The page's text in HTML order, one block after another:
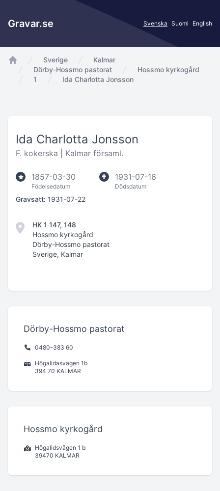
Gravar.se Svenska Suomi English
app.Start
Sverige
Kalmar
Dörby-Hossmo pastorat
Hossmo kyrkogård
1
Ida Charlotta Jonsson
Ida Charlotta Jonsson
F. kokerska | Kalmar församl.
1857-03-30
Födelsedatum
1931-07-16
Dödsdatum
Gravsatt: 1931-07-22
HK 1 147, 148
Hossmo kyrkogård
Dörby-Hossmo pastorat
Sverige, Kalmar
Dörby-Hossmo pastorat
0480-383 60
Högalidasvägen 1b
394 70 KALMAR
Hossmo kyrkogård
Högalidsvägen 1 b
39470 KALMAR